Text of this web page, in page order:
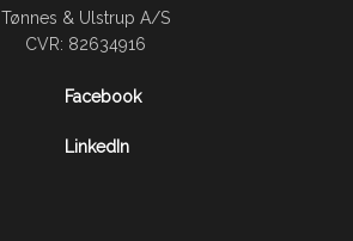
Tønnes & Ulstrup A/S
CVR: 82634916​
Facebook
LinkedIn